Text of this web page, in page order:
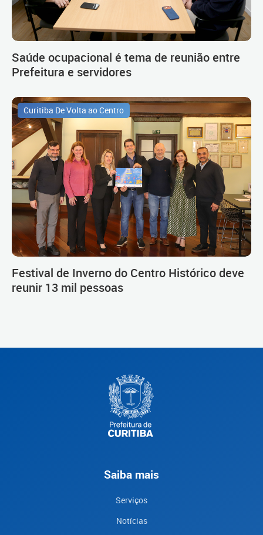
Saúde ocupacional é tema de reunião entre
Prefeitura e servidores
Curitiba De Volta ao Centro
Festival de Inverno do Centro Histórico deve
reunir 13 mil pessoas
Saiba mais
Serviços
Notícias